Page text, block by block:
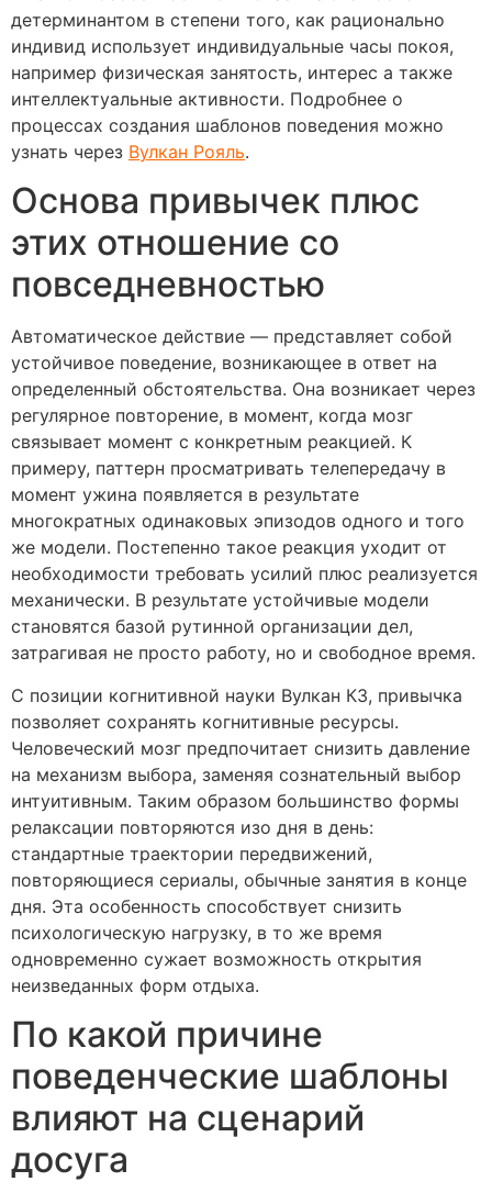
детерминантом в степени того, как рационально
индивид использует индивидуальные часы покоя,
например физическая занятость, интерес а также
интеллектуальные активности. Подробнее о
процессах создания шаблонов поведения можно
узнать через Вулкан Рояль.
Основа привычек плюс
этих отношение со
повседневностью
Автоматическое действие — представляет собой
устойчивое поведение, возникающее в ответ на
определенный обстоятельства. Она возникает через
регулярное повторение, в момент, когда мозг
связывает момент с конкретным реакцией. К
примеру, паттерн просматривать телепередачу в
момент ужина появляется в результате
многократных одинаковых эпизодов одного и того
же модели. Постепенно такое реакция уходит от
необходимости требовать усилий плюс реализуется
механически. В результате устойчивые модели
становятся базой рутинной организации дел,
затрагивая не просто работу, но и свободное время.
С позиции когнитивной науки Вулкан КЗ, привычка
позволяет сохранять когнитивные ресурсы.
Человеческий мозг предпочитает снизить давление
на механизм выбора, заменяя сознательный выбор
интуитивным. Таким образом большинство формы
релаксации повторяются изо дня в день:
стандартные траектории передвижений,
повторяющиеся сериалы, обычные занятия в конце
дня. Эта особенность способствует снизить
психологическую нагрузку, в то же время
одновременно сужает возможность открытия
неизведанных форм отдыха.
По какой причине
поведенческие шаблоны
влияют на сценарий
досуга